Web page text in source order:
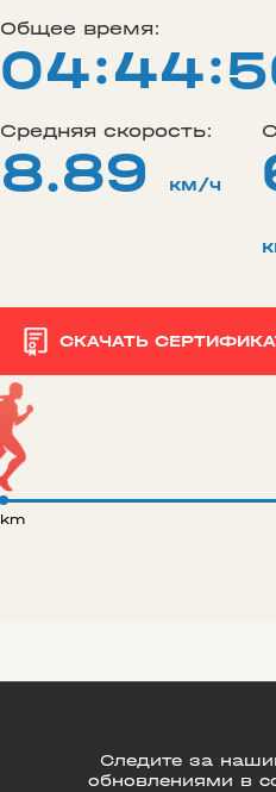
Общее время:
Средняя скорость:
8.89 км/ч
СКАЧАТЬ
Следите за
обновлениями в